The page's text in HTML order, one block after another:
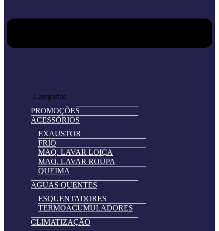
Categorias
PROMOÇÕES
ACESSÓRIOS
EXAUSTOR
FRIO
MAQ. LAVAR LOIÇA
MAQ. LAVAR ROUPA
QUEIMA
AGUAS QUENTES
ESQUENTADORES
TERMOACUMULADORES
CLIMATIZAÇÃO